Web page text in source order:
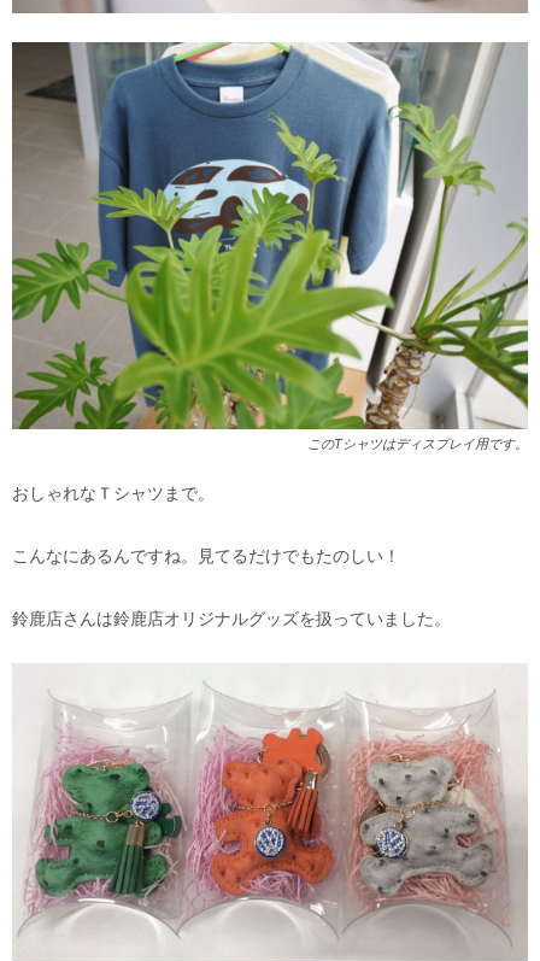
このTシャツはディスプレイ用です。
おしゃれなＴシャツまで。
こんなにあるんですね。見てるだけでもたのしい！
鈴鹿店さんは鈴鹿店オリジナルグッズを扱っていました。